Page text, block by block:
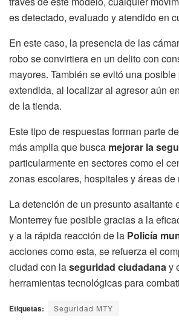
es detectado, evaluado y atendido en
En este caso, la presencia de las
robo se convirtiera en un delito con
mayores. También se evitó una
extendida, al localizar al agresor aún
de la tienda.
Este tipo de respuestas forman parte
más amplia que busca mejorar la
particularmente en sectores como el
zonas escolares, hospitales y áreas de
La detención de un presunto asaltante
Monterrey fue posible gracias a la
y a la rápida reacción de la Policía
acciones como esta, se refuerza el
ciudad con laseguridad ciudadanay
herramientas tecnológicas para
Etiquetas: Seguridad MTY